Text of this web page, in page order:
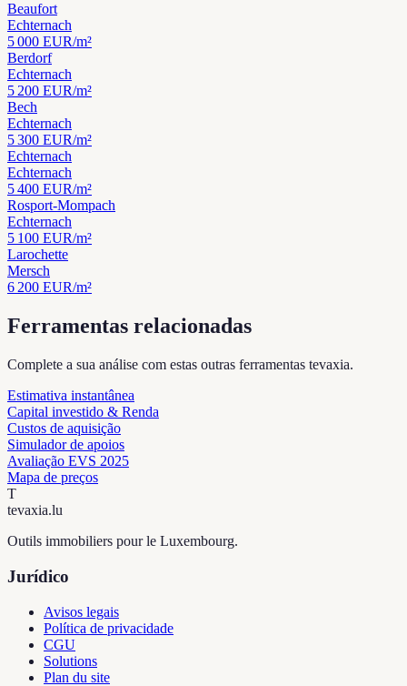
Beaufort
Echternach
5 000 EUR/m²
Berdorf
Echternach
5 200 EUR/m²
Bech
Echternach
5 300 EUR/m²
Echternach
Echternach
5 400 EUR/m²
Rosport-Mompach
Echternach
5 100 EUR/m²
Larochette
Mersch
6 200 EUR/m²
Ferramentas relacionadas
Complete a sua análise com estas outras ferramentas tevaxia.
Estimativa instantânea
Capital investido & Renda
Custos de aquisição
Simulador de apoios
Avaliação EVS 2025
Mapa de preços
T
tevaxia.lu
Outils immobiliers pour le Luxembourg.
Jurídico
Avisos legais
Política de privacidade
CGU
Solutions
Plan du site